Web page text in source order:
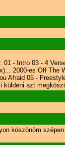
- Intro 03 - 4
2000-es Off The
Afraid 05 -
küldeni azt
köszönöm